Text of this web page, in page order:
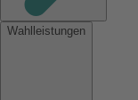
Wahlleistungen